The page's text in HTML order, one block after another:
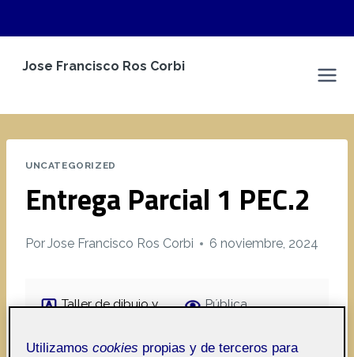
Jose Francisco Ros Corbi
UNCATEGORIZED
Entrega Parcial 1 PEC.2
PorJose Francisco Ros Corbi 6 noviembre, 2024
Taller de dibujo y
Aula 3
Pública
Utilizamoscookies propias y de terceros para